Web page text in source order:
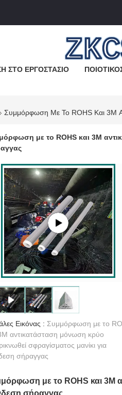
ΣΤΟ ΕΡΓΟΣΤΆΣΙΟ
Συμμόρφωση Με Το ROHS Και 3M
με το ROHS και 3M
Εικόνας : Συμμόρφωση με το
αντικατάσταση μόνωση κρύο
σφραγίσματος μανίκι για
σήραγγας
με το ROHS και 3M